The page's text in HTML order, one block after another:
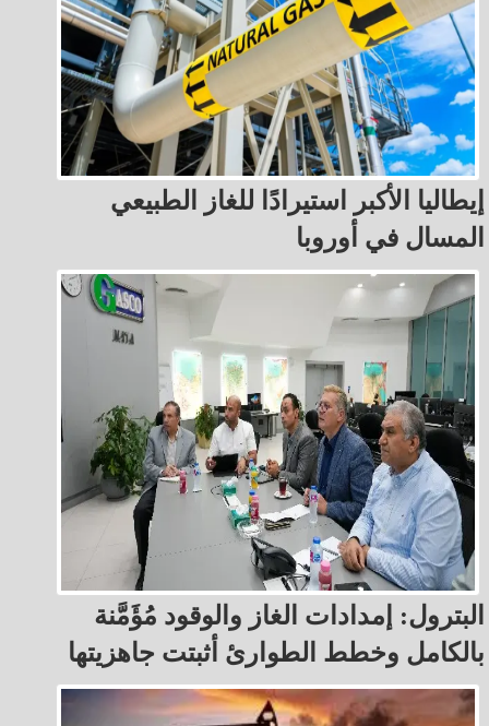
إيطاليا الأكبر استيرادًا للغاز الطبيعي
المسال في أوروبا
البترول: إمدادات الغاز والوقود مُؤَمَّنة
بالكامل وخطط الطوارئ أثبتت جاهزيتها